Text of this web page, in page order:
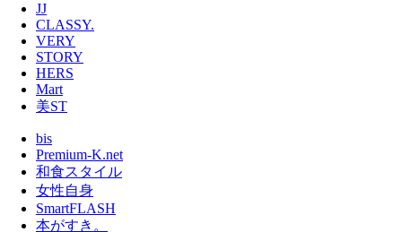
JJ
CLASSY.
VERY
STORY
HERS
Mart
美ST
bis
Premium-K.net
和食スタイル
女性自身
SmartFLASH
本がすき。